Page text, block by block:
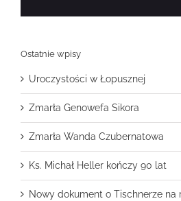
Ostatnie wpisy
Uroczystości w Łopusznej
Zmarła Genowefa Sikora
Zmarła Wanda Czubernatowa
Ks. Michał Heller kończy 90 lat
Nowy dokument o Tischnerze na